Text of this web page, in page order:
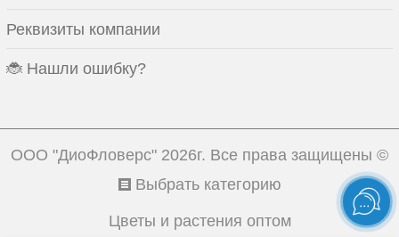
Реквизиты компании
🐞 Нашли ошибку?
ООО "ДиоФловерс" 2026г. Все права защищены ©
Выбрать категорию
Цветы и растения оптом